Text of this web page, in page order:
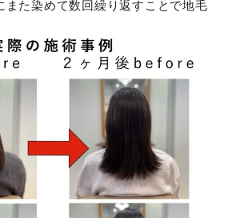
また染めて数回繰り返すことで地毛